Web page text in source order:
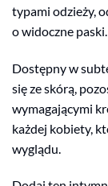
typami odzieży,
o widoczne paski.
Dostępny w
się ze skórą,
wymagającymi
każdej kobiety,
wyglądu.